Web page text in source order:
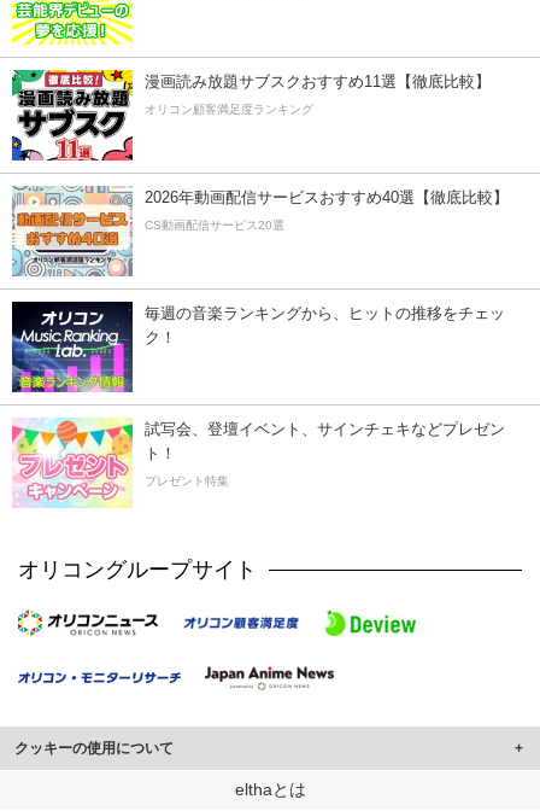
漫画読み放題サブスクおすすめ11選【徹底比較】
オリコン顧客満足度ランキング
2026年動画配信サービスおすすめ40選【徹底比較】
CS動画配信サービス20選
毎週の音楽ランキングから、ヒットの推移をチェッ
ク！
試写会、登壇イベント、サインチェキなどプレゼン
ト！
プレゼント特集
オリコングループサイト
クッキーの使用について
このサイトでは Cookie を使用して、ユーザーに合わせたコンテンツや広告の
elthaとは